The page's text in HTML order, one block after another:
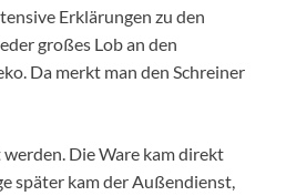
Erklärungen zu den
großes Lob an den
Da merkt man den Schreiner
Die Ware kam direkt
später kam der Außendienst,